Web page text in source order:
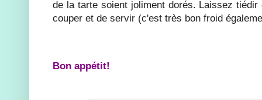
de la tarte soient joliment dorés. Laissez tiédir
couper et de servir (c'est très bon froid
Bon appétit!